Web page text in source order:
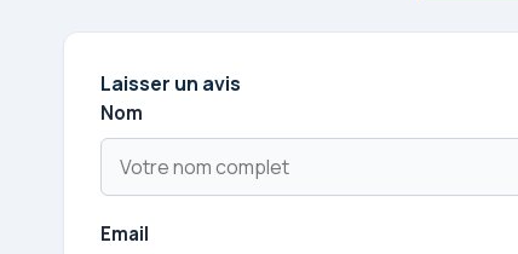
Laisser un avis
Nom
Email